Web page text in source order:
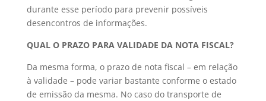
durante esse período para prevenir possíveis
desencontros de informações.
QUAL O PRAZO PARA VALIDADE DA NOTA FISCAL?
Da mesma forma, o prazo de nota fiscal – em relação
à validade – pode variar bastante conforme o estado
de emissão da mesma. No caso do transporte de